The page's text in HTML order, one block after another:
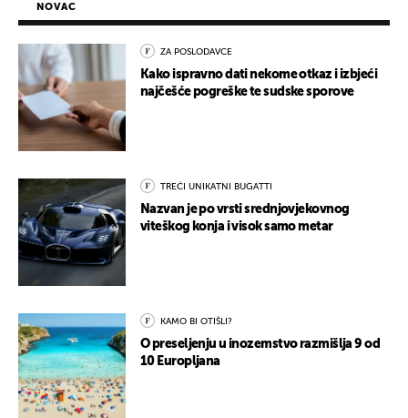
NOVAC
ZA POSLODAVCE
Kako ispravno dati nekome otkaz i izbjeći
najčešće pogreške te sudske sporove
TREĆI UNIKATNI BUGATTI
Nazvan je po vrsti srednjovjekovnog
viteškog konja i visok samo metar
KAMO BI OTIŠLI?
O preseljenju u inozemstvo razmišlja 9 od
10 Europljana